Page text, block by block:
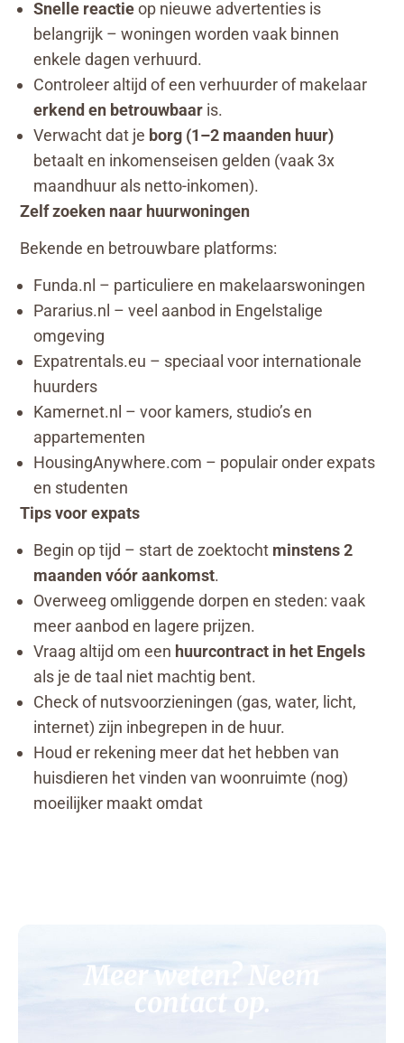
Snelle reactieop nieuwe advertenties is
belangrijk – woningen worden vaak binnen
enkele dagen verhuurd.
Controleer altijd of een verhuurder of makelaar
erkend en betrouwbaar is.
Verwacht dat je borg (1–2 maanden huur)
betaalt en inkomenseisen gelden (vaak 3x
maandhuur als netto-inkomen).
Zelf zoeken naar huurwoningen
Bekende en betrouwbare platforms:
Funda.nl – particuliere en makelaarswoningen
Pararius.nl – veel aanbod in Engelstalige
omgeving
Expatrentals.eu – speciaal voor internationale
huurders
Kamernet.nl – voor kamers, studio’s en
appartementen
HousingAnywhere.com – populair onder expats
en studenten
Tips voor expats
Begin op tijd – start de zoektocht minstens 2
maanden vóór aankomst.
Overweeg omliggende dorpen en steden: vaak
meer aanbod en lagere prijzen.
Vraag altijd om een huurcontract in het Engels
als je de taal niet machtig bent.
Check of nutsvoorzieningen (gas, water, licht,
internet) zijn inbegrepen in de huur.
Houd er rekening meer dat het hebben van
huisdieren het vinden van woonruimte (nog)
moeilijker maakt omdat
Meer weten? Neem
contact op.